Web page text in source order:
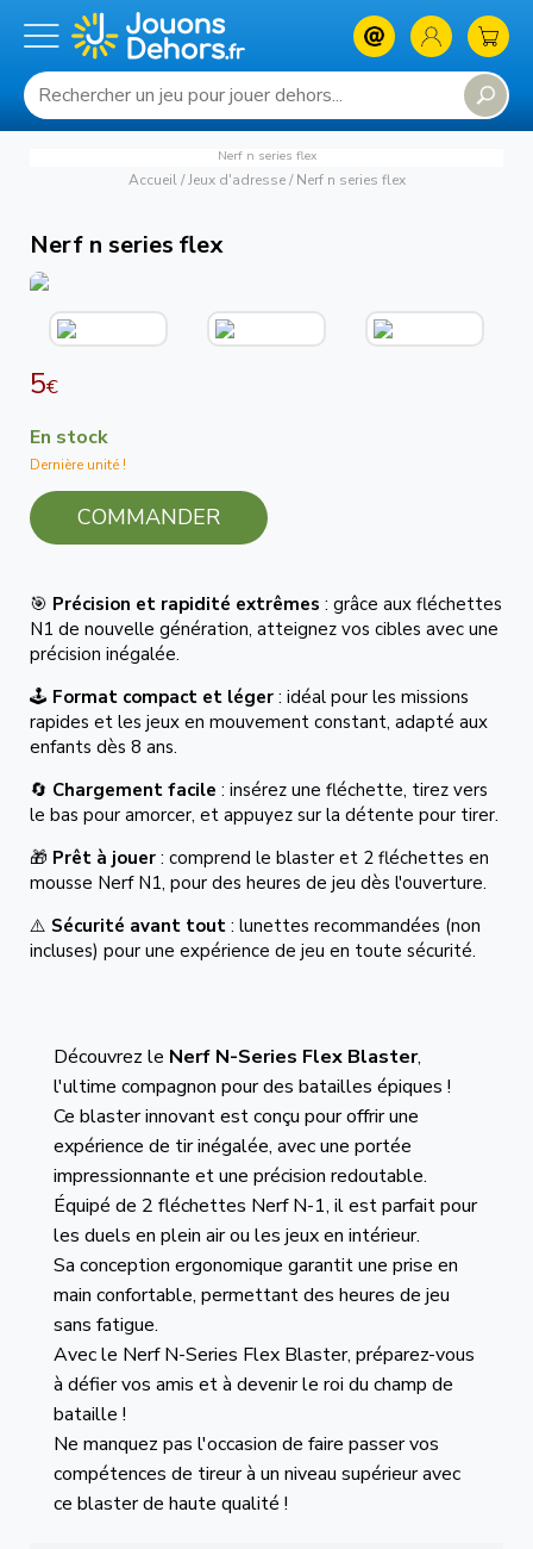
Nerf n series flex
Accueil/ Jeux d'adresse/ Nerf n series flex
Découvrez le Nerf N-Series Flex Blaster,
l'ultime compagnon pour des batailles épiques !
Ce blaster innovant est conçu pour offrir une
expérience de tir inégalée, avec une portée
impressionnante et une précision redoutable.
Équipé de 2 fléchettes Nerf N-1, il est parfait pour
les duels en plein air ou les jeux en intérieur.
Sa conception ergonomique garantit une prise en
main confortable, permettant des heures de jeu
sans fatigue.
Avec le Nerf N-Series Flex Blaster, préparez-vous
à défier vos amis et à devenir le roi du champ de
bataille !
Ne manquez pas l'occasion de faire passer vos
compétences de tireur à un niveau supérieur avec
ce blaster de haute qualité !
Nerf n series flex
5€
En stock
Dernière unité !
COMMANDER
🎯 Précision et rapidité extrêmes : grâce aux fléchettes
N1 de nouvelle génération, atteignez vos cibles avec une
précision inégalée.
🕹️ Format compact et léger : idéal pour les missions
rapides et les jeux en mouvement constant, adapté aux
enfants dès 8 ans.
🔄 Chargement facile : insérez une fléchette, tirez vers
le bas pour amorcer, et appuyez sur la détente pour tirer.
🎁 Prêt à jouer : comprend le blaster et 2 fléchettes en
mousse Nerf N1, pour des heures de jeu dès l'ouverture.
⚠️ Sécurité avant tout : lunettes recommandées (non
incluses) pour une expérience de jeu en toute sécurité.